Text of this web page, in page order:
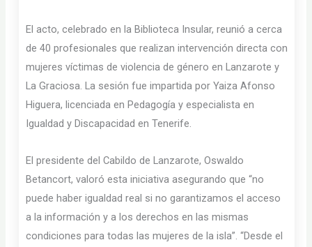
El acto, celebrado en la Biblioteca Insular, reunió a cerca
de 40 profesionales que realizan intervención directa con
mujeres víctimas de violencia de género en Lanzarote y
La Graciosa. La sesión fue impartida por Yaiza Afonso
Higuera, licenciada en Pedagogía y especialista en
Igualdad y Discapacidad en Tenerife.
El presidente del Cabildo de Lanzarote, Oswaldo
Betancort, valoró esta iniciativa asegurando que “no
puede haber igualdad real si no garantizamos el acceso
a la información y a los derechos en las mismas
condiciones para todas las mujeres de la isla”. “Desde el